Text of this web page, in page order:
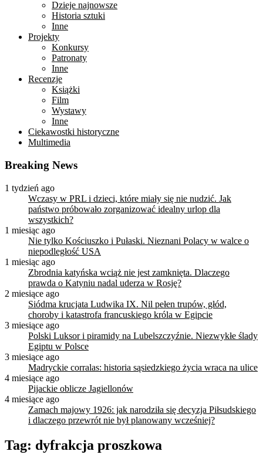
Dzieje najnowsze
Historia sztuki
Inne
Projekty
Konkursy
Patronaty
Inne
Recenzje
Książki
Film
Wystawy
Inne
Ciekawostki historyczne
Multimedia
Breaking News
1 tydzień ago
Wczasy w PRL i dzieci, które miały się nie nudzić. Jak
państwo próbowało zorganizować idealny urlop dla
wszystkich?
1 miesiąc ago
Nie tylko Kościuszko i Pułaski. Nieznani Polacy w walce o
niepodległość USA
1 miesiąc ago
Zbrodnia katyńska wciąż nie jest zamknięta. Dlaczego
prawda o Katyniu nadal uderza w Rosję?
2 miesiące ago
Siódma krucjata Ludwika IX. Nil pełen trupów, głód,
choroby i katastrofa francuskiego króla w Egipcie
3 miesiące ago
Polski Luksor i piramidy na Lubelszczyźnie. Niezwykłe ślady
Egiptu w Polsce
3 miesiące ago
Madryckie corralas: historia sąsiedzkiego życia wraca na ulice
4 miesiące ago
Pijackie oblicze Jagiellonów
4 miesiące ago
Zamach majowy 1926: jak narodziła się decyzja Piłsudskiego
i dlaczego przewrót nie był planowany wcześniej?
Tag: dyfrakcja proszkowa